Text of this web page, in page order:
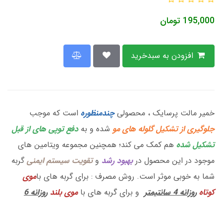
195,000 تومان
خمیر مالت پرسایک ، محصولیچندمنظوره است که موجب
جلوگیری از تشکیل گلوله های مو شده و بهدفع توپی های از قبل
تشکیل شده هم کمک می کند؛ همچنین مجموعه ویتامین های
موجود در این محصول دربهبود رشد وتقویت سیستم ایمنیگربه
شما به خوبی موثر است. روش مصرف : برای گربه های باموی
کوتاه روزانه 4 سانتیمتر و برای گربه های باموی بلند
روزانه 6